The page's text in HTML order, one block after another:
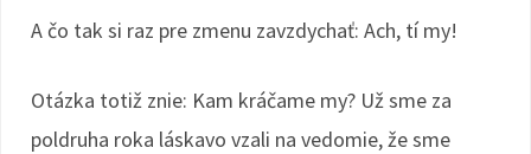
A čo tak si raz pre zmenu zavzdychať: Ach, tí my!
Otázka totiž znie: Kam kráčame my? Už sme za
poldruha roka láskavo vzali na vedomie, že sme